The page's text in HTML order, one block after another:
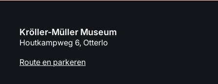
Kröller-Müller Museum
Houtkampweg 6, Otterlo
Route en parkeren